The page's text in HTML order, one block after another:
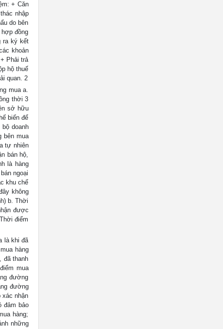
+ Căn
nhập
do bên
đồng
ra ký kết
khoản
Phải trả
hộ thuế
quan. 2
mua a.
thời 3
sở hữu
biến để
doanh
bên mua
tự nhiên
bán hộ,
là hàng
ngoại
khu chế
không
b. Thời
được
điểm
là khi đã
hàng
đã thanh
mua
đường
đường
xác nhận
đảm bảo
hàng;
những